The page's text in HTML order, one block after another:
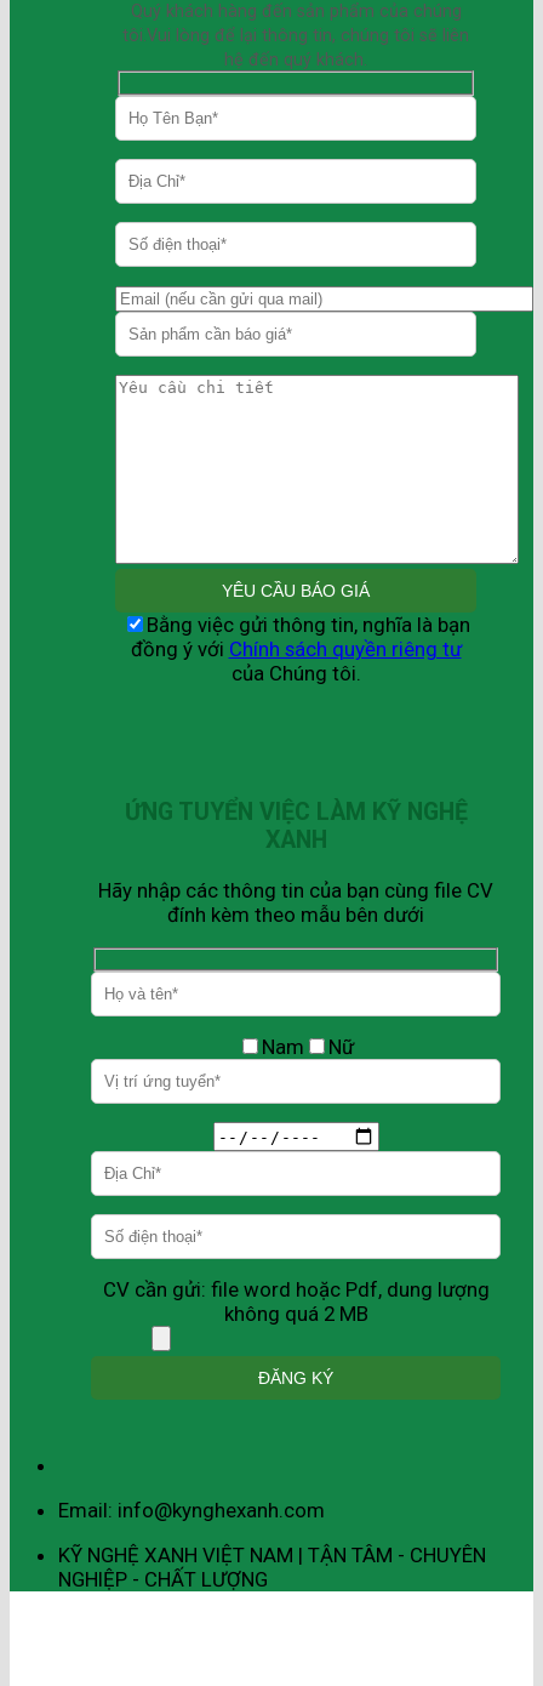
Quý khách hàng đến sản phẩm của chúng
tôi.Vui lòng để lại thông tin, chúng tôi sẽ liên
hệ đến quý khách.
Bằng việc gửi thông tin, nghĩa là bạn
đồng ý với Chính sách quyền riêng tư
của Chúng tôi.
ỨNG TUYỂN VIỆC LÀM KỸ NGHỆ
XANH
Hãy nhập các thông tin của bạn cùng file CV
đính kèm theo mẫu bên dưới
Nam Nữ
CV cần gửi: file word hoặc Pdf, dung lượng
không quá 2 MB
Email: info@kynghexanh.com
KỸ NGHỆ XANH VIỆT NAM | TẬN TÂM - CHUYÊN
NGHIỆP - CHẤT LƯỢNG